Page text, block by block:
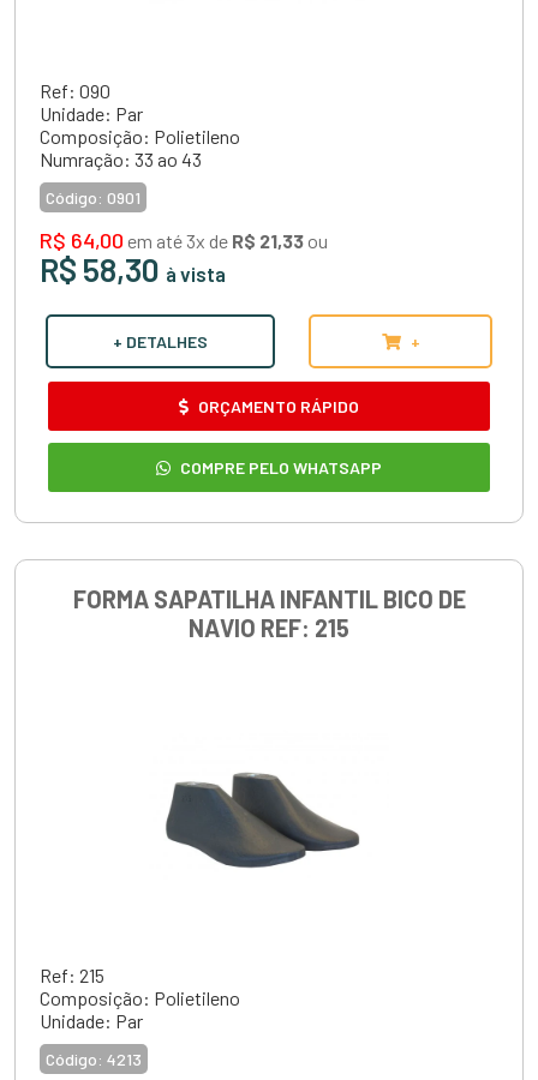
Ref: 090
Unidade: Par
Composição: Polietileno
Numração: 33 ao 43
Código: 0901
R$ 64,00 em até 3x de R$ 21,33 ou
R$ 58,30 à vista
+ DETALHES +
ORÇAMENTO RÁPIDO
COMPRE PELO WHATSAPP
FORMA SAPATILHA INFANTIL BICO DE
NAVIO REF: 215
Ref: 215
Composição: Polietileno
Unidade: Par
Código: 4213